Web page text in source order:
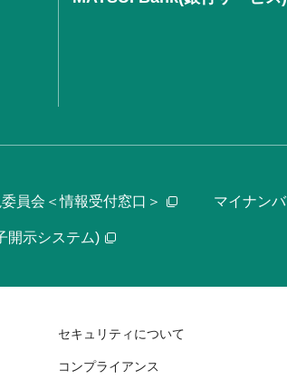
員会＜情報受付窓口＞ マイナン
開示システム)
セキュリティについて
コンプライアンス